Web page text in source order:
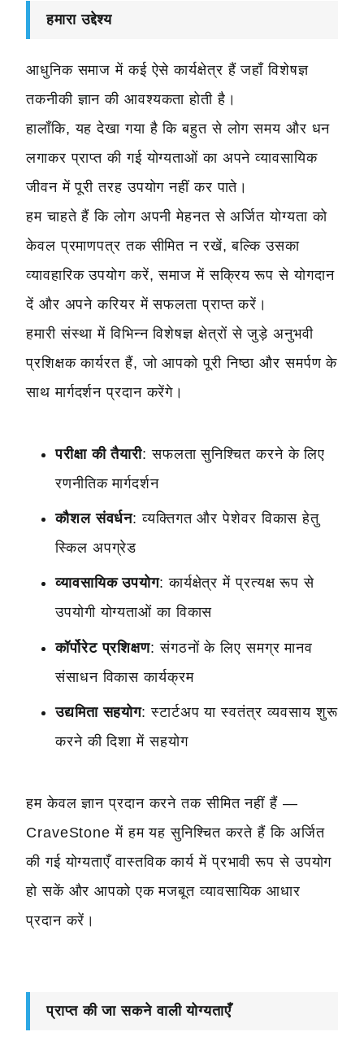
हमारा उद्देश्य
आधुनिक समाज में कई ऐसे कार्यक्षेत्र हैं जहाँ विशेषज्ञ
तकनीकी ज्ञान की आवश्यकता होती है।
हालाँकि, यह देखा गया है कि बहुत से लोग समय और धन
लगाकर प्राप्त की गई योग्यताओं का अपने व्यावसायिक
जीवन में पूरी तरह उपयोग नहीं कर पाते।
हम चाहते हैं कि लोग अपनी मेहनत से अर्जित योग्यता को
केवल प्रमाणपत्र तक सीमित न रखें, बल्कि उसका
व्यावहारिक उपयोग करें, समाज में सक्रिय रूप से योगदान
दें और अपने करियर में सफलता प्राप्त करें।
हमारी संस्था में विभिन्न विशेषज्ञ क्षेत्रों से जुड़े अनुभवी
प्रशिक्षक कार्यरत हैं, जो आपको पूरी निष्ठा और समर्पण के
साथ मार्गदर्शन प्रदान करेंगे।
परीक्षा की तैयारी: सफलता सुनिश्चित करने के लिए
रणनीतिक मार्गदर्शन
कौशल संवर्धन: व्यक्तिगत और पेशेवर विकास हेतु
स्किल अपग्रेड
व्यावसायिक उपयोग: कार्यक्षेत्र में प्रत्यक्ष रूप से
उपयोगी योग्यताओं का विकास
कॉर्पोरेट प्रशिक्षण: संगठनों के लिए समग्र मानव
संसाधन विकास कार्यक्रम
उद्यमिता सहयोग: स्टार्टअप या स्वतंत्र व्यवसाय शुरू
करने की दिशा में सहयोग
हम केवल ज्ञान प्रदान करने तक सीमित नहीं हैं —
CraveStone में हम यह सुनिश्चित करते हैं कि अर्जित
की गई योग्यताएँ वास्तविक कार्य में प्रभावी रूप से उपयोग
हो सकें और आपको एक मजबूत व्यावसायिक आधार
प्रदान करें।
प्राप्त की जा सकने वाली योग्यताएँ